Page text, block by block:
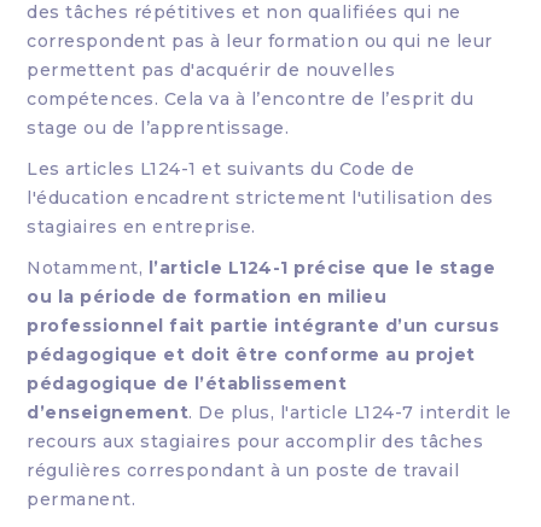
des tâches répétitives et non qualifiées qui ne
correspondent pas à leur formation ou qui ne leur
permettent pas d'acquérir de nouvelles
compétences. Cela va à l’encontre de l’esprit du
stage ou de l’apprentissage.
Les articles L124-1 et suivants du Code de
l'éducation encadrent strictement l'utilisation des
stagiaires en entreprise.
Notamment,
l’article L124-1 précise que le stage
ou la période de formation en milieu
professionnel fait partie intégrante d’un cursus
pédagogique et doit être conforme au projet
pédagogique de l’établissement
d’enseignement. De plus, l'article L124-7 interdit le
recours aux stagiaires pour accomplir des tâches
régulières correspondant à un poste de travail
permanent.